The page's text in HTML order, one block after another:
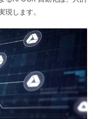
現します。